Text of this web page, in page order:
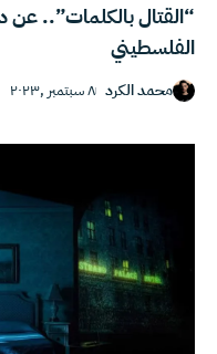
“القتال بالكلمات”.. عن
الفلسطيني
محمد الكرد ٨ سبتمبر ,٢٠٢٣